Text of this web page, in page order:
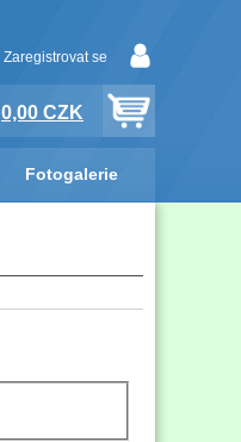
Zaregistrovat se
0,00 CZK
Fotogalerie